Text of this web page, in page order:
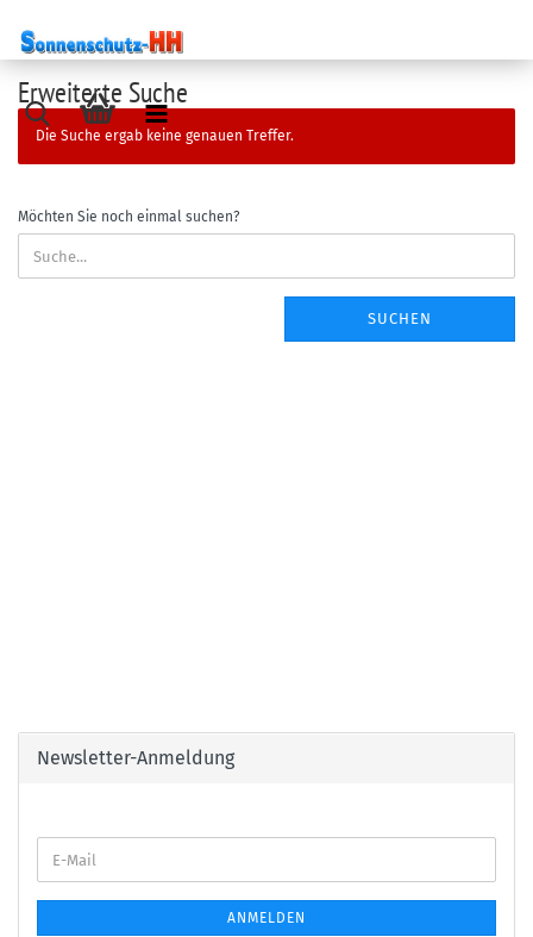
Erweiterte Suche
Die Suche ergab keine genauen Treffer.
Möchten Sie noch einmal suchen?
SUCHEN
Newsletter-Anmeldung
E-
Mail
ANMELDEN